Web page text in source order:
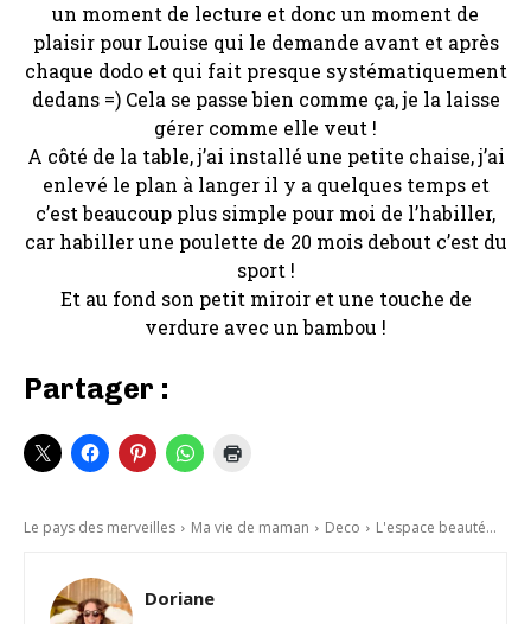
un moment de lecture et donc un moment de
plaisir pour Louise qui le demande avant et après
chaque dodo et qui fait presque systématiquement
dedans =) Cela se passe bien comme ça, je la laisse
gérer comme elle veut !
A côté de la table, j’ai installé une petite chaise, j’ai
enlevé le plan à langer il y a quelques temps et
c’est beaucoup plus simple pour moi de l’habiller,
car habiller une poulette de 20 mois debout c’est du
sport !
Et au fond son petit miroir et une touche de
verdure avec un bambou !
Partager :
Le pays des merveilles Ma vie de maman Deco L'espace beauté...
Doriane